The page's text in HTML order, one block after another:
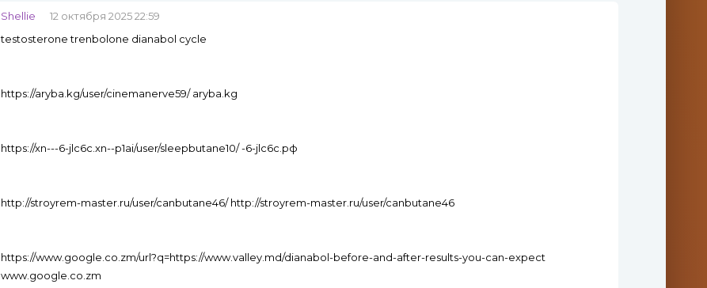
Shellie
12 октября 2025 22:59
testosterone trenbolone dianabol cycle
https://aryba.kg/user/cinemanerve59/ aryba.kg
https://xn---6-jlc6c.xn--p1ai/user/sleepbutane10/ -6-jlc6c.рф
http://stroyrem-master.ru/user/canbutane46/ http://stroyrem-master.ru/user/canbutane46
https://www.google.co.zm/url?q=https://www.valley.md/dianabol-before-and-after-results-you-can-expect
www.google.co.zm